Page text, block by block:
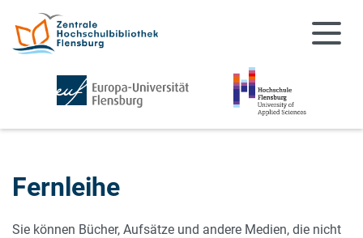
Fernleihe
Sie können Bücher, Aufsätze und andere Medien, die nicht